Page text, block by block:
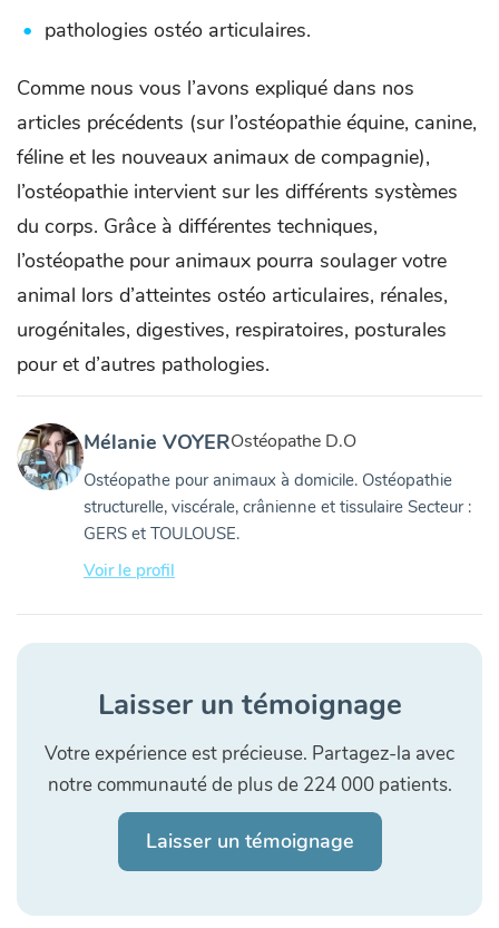
pathologies ostéo articulaires.
Comme nous vous l’avons expliqué dans nos
articles précédents (sur l’ostéopathie équine, canine,
féline et les nouveaux animaux de compagnie),
l’ostéopathie intervient sur les différents systèmes
du corps. Grâce à différentes techniques,
l’ostéopathe pour animaux pourra soulager votre
animal lors d’atteintes ostéo articulaires, rénales,
urogénitales, digestives, respiratoires, posturales
pour et d’autres pathologies.
Mélanie VOYEROstéopathe D.O
Ostéopathe pour animaux à domicile. Ostéopathie
structurelle, viscérale, crânienne et tissulaire Secteur :
GERS et TOULOUSE.
Voir le profil
Laisser un témoignage
Votre expérience est précieuse. Partagez-la avec
notre communauté de plus de 224 000 patients.
Laisser un témoignage